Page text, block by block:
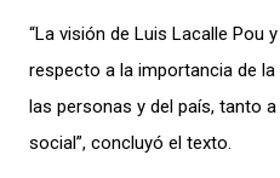
“La visión de Luis Lacalle Pou
respecto a la importancia de
las personas y del país, tanto
social”, concluyó el texto.